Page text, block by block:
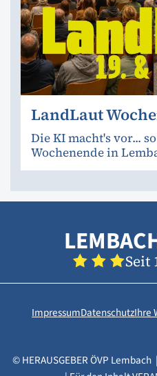
LandLaut
Die KI macht's vor...
Wochenende in
Seit
ImpressumDatenschutzIhre
© HERAUSGEBER ÖVP